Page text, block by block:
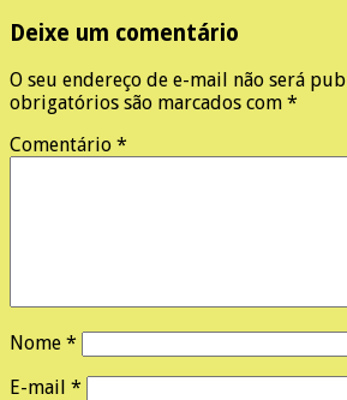
Deixe um comentário
O seu endereço de e-mail não será
obrigatórios são marcados com *
Comentário *
Nome *
E-mail *